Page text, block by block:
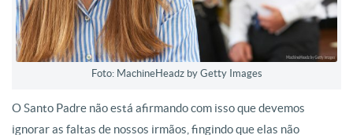
Foto: MachineHeadz by Getty Images
O Santo Padre não está afirmando com isso que devemos
ignorar as faltas de nossos irmãos, fingindo que elas não